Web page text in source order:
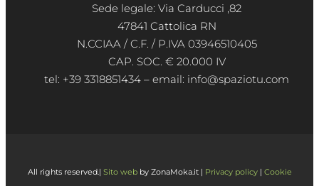
Sede legale: Via Carducci ,82
47841 Cattolica RN
N.CCIAA / C.F. / P.IVA 03946510405
CAP. SOC. € 20.000 IV
tel: +39 3318851434 – email: info@spaziotu.com
All rights reserved.| Sito webby ZonaMoka.it | Privacy policy| Cookie